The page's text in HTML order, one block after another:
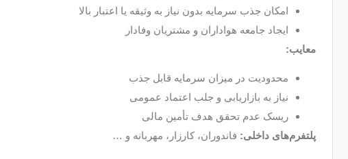
امکان جذب سرمایه بدون نیاز به وثیقه یا اعتبار بالا
ایجاد جامعه هواداران و مشتریان وفادار
معایب:
محدودیت در میزان سرمایه قابل جذب
نیاز به بازاریابی و جلب اعتماد عمومی
ریسک عدم تحقق هدف تأمین مالی
پلتفرم‌های داخلی: فاندوران، کارزار، مهربانه و …